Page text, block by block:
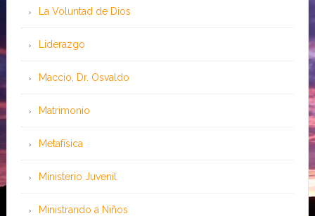
La Voluntad de Dios
Liderazgo
Maccio, Dr. Osvaldo
Matrimonio
Metafísica
Ministerio Juvenil
Ministrando a Niños